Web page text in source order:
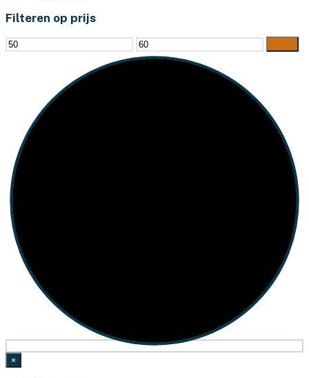
Filteren op prijs
Min.
prijs
Max.
prijs
×